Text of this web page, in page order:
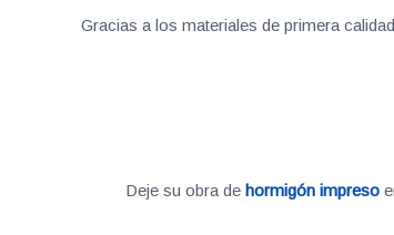
Gracias a los materiales de primera
Deje su obra de hormigón impreso